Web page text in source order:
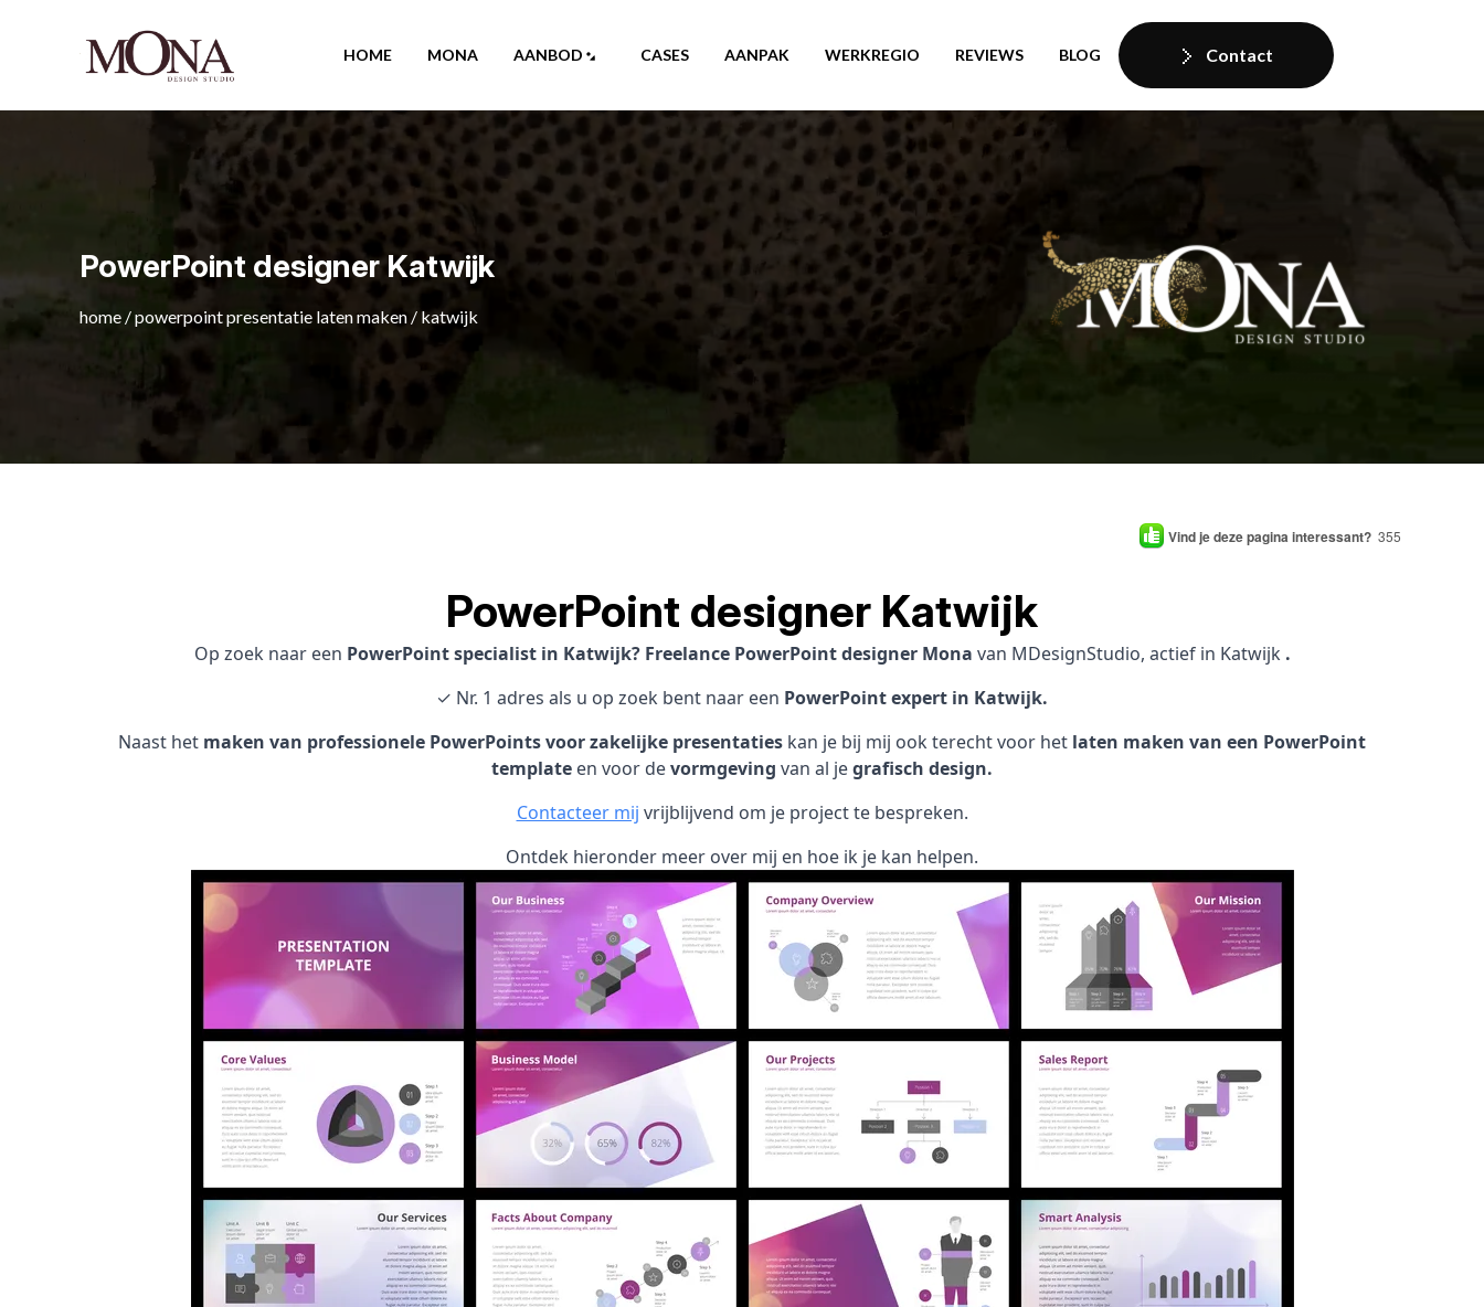
HOME MONA AANBOD CASES AANPAK WERKREGIO REVIEWS BLOG Contact
PowerPoint designer Katwijk
home /powerpoint presentatie laten maken / katwijk
Vind je deze pagina interessant? 355
PowerPoint designer Katwijk
Op zoek naar een PowerPoint specialist in Katwijk? Freelance PowerPoint designer Mona van MDesignStudio, actief in Katwijk .
✓ Nr. 1 adres als u op zoek bent naar een PowerPoint expert in Katwijk.
Naast het maken van professionele PowerPoints voor zakelijke presentaties kan je bij mij ook terecht voor het laten maken van een PowerPoint
template en voor devormgeving van al jegrafisch design.
Contacteer mij vrijblijvend om je project te bespreken.
Ontdek hieronder meer over mij en hoe ik je kan helpen.